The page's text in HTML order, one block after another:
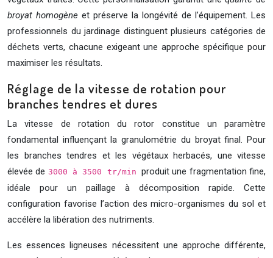
broyat homogène et préserve la longévité de l’équipement. Les
professionnels du jardinage distinguent plusieurs catégories de
déchets verts, chacune exigeant une approche spécifique pour
maximiser les résultats.
Réglage de la vitesse de rotation pour
branches tendres et dures
La vitesse de rotation du rotor constitue un paramètre
fondamental influençant la granulométrie du broyat final. Pour
les branches tendres et les végétaux herbacés, une vitesse
élevée de 3000 à 3500 tr/minproduit une fragmentation fine,
idéale pour un paillage à décomposition rapide. Cette
configuration favorise l’action des micro-organismes du sol et
accélère la libération des nutriments.
Les essences ligneuses nécessitent une approche différente,